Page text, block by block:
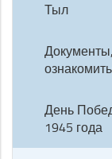
Тыл
День
1945 года